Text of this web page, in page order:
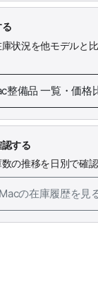
状況を他モデルと
整備品 一覧・価格
する
の推移を日別で確認
Macの在庫履歴を見